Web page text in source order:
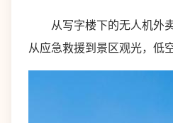
从写字楼下的无人机外卖
从应急救援到景区观光，低